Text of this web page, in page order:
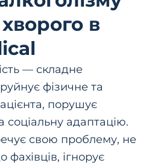
в
— складне
фізичне та
порушує
соціальну адаптацію.
свою проблему, не
ігнорує